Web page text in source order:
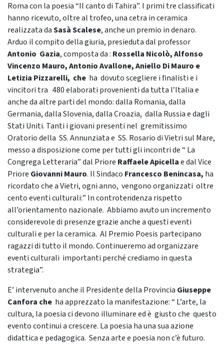
Roma con la poesia “Il canto di Tahira”. I primi tre classificati
hanno ricevuto, oltre al trofeo, una cetra in ceramica
realizzata daSasà Scalese, anche un premio in denaro.
Arduo il compito della giuria, presieduta dal professor
Antonio Gazia, composta da : Rossella Nicolò, Alfonso
Vincenzo Mauro, Antonio Avallone, Aniello Di Mauro e
Letizia Pizzarelli, che ha dovuto scegliere i finalisti e i
vincitori tra 480 elaborati provenienti da tutta l’Italia e
anche da altre parti del mondo: dalla Romania, dalla
Germania, dalla Slovenia, dalla Croazia, dalla Russia e dagli
Stati Uniti. Tanti i giovani presenti nel gremitissimo
Oratorio della SS. Annunziata e SS. Rosario di Vietri sul Mare,
messo a disposizione come per tutti gli incontri de “ La
Congrega Letteraria” dal Priore Raffaele Apicellae dal Vice
Priore Giovanni Mauro. Il Sindaco Francesco Benincasa, ha
ricordato che a Vietri, ogni anno, vengono organizzati oltre
cento eventi culturali:” In controtendenza rispetto
all’orientamento nazionale. Abbiamo avuto un incremento
considerevole di presenze grazie anche a questi eventi
culturali e per la ceramica. Al Premio Poesis partecipano
ragazzi di tutto il mondo. Continueremo ad organizzare
eventi culturali importanti perché crediamo in questa
strategia”.
E’ intervenuto anche il Presidente della Provincia Giuseppe
Canfora che ha apprezzato la manifestazione: “ L’arte, la
cultura, la poesia ci devono illuminare ed è giusto che questo
evento continui a crescere. La poesia ha una sua azione
didattica e pedagogica. Senza arte e poesia non c’è futuro.